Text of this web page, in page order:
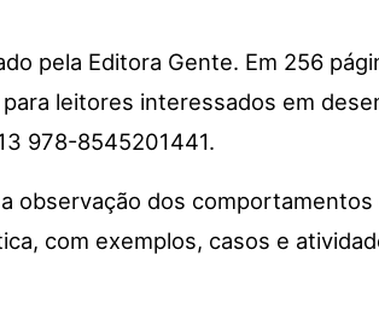
pela Editora Gente. Em 256
leitores interessados em
978-8545201441.
observação dos
com exemplos, casos e